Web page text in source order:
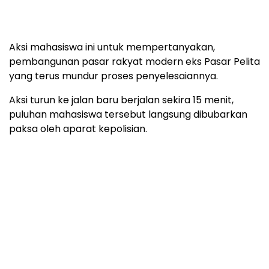
Aksi mahasiswa ini untuk mempertanyakan,
pembangunan pasar rakyat modern eks Pasar Pelita
yang terus mundur proses penyelesaiannya.
Aksi turun ke jalan baru berjalan sekira 15 menit,
puluhan mahasiswa tersebut langsung dibubarkan
paksa oleh aparat kepolisian.